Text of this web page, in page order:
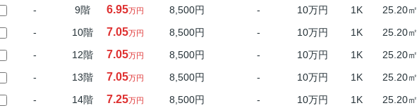
- 9階 6.95万円 8,500円 - 10万円 1K 25.20㎡
- 10階 7.05万円 8,500円 - 10万円 1K 25.20㎡
- 12階 7.05万円 8,500円 - 10万円 1K 25.20㎡
- 13階 7.05万円 8,500円 - 10万円 1K 25.20㎡
- 14階 7.25万円 8,500円 - 10万円 1K 25.20㎡